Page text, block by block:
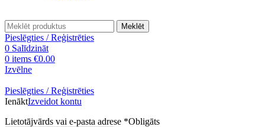
Meklēt
Pieslēgties / Reģistrēties
0 Salīdzināt
0 items €0.00
Izvēlne
Pieslēgties / Reģistrēties
IenāktIzveidot kontu
Lietotājvārds vai e-pasta adrese *Obligāts